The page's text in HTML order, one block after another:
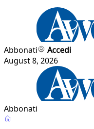
Abbonati
Accedi
August 8, 2026
Abbonati